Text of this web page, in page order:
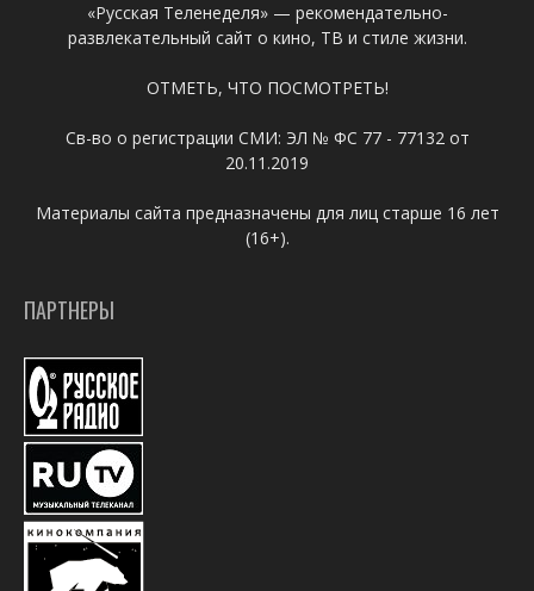
«Русская Теленеделя» — рекомендательно-
развлекательный сайт о кино, ТВ и стиле жизни.
ОТМЕТЬ, ЧТО ПОСМОТРЕТЬ!
Св-во о регистрации СМИ: ЭЛ № ФС 77 - 77132 от
20.11.2019
Материалы сайта предназначены для лиц старше 16 лет
(16+).
ПАРТНЕРЫ